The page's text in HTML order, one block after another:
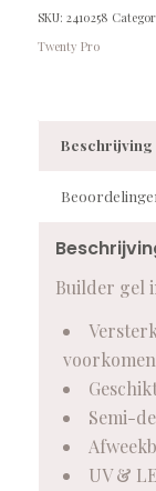
SKU: 2410258
Twenty Pro
Beschrijving
Builder gel
voorkomen
Semi-
UV &